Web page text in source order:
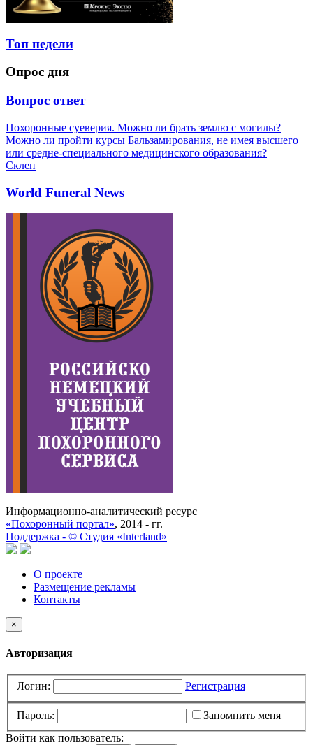
Топ недели
Опрос дня
Вопрос ответ
Похоронные суеверия. Можно ли брать землю с могилы?
Можно ли пройти курсы Бальзамирования, не имея высшего
или средне-специального медицинского образования?
Склеп
World Funeral News
Информационно-аналитический ресурс
«Похоронный портал», 2014 - гг.
Поддержка - © Cтудия «Interland»
О проекте
Размещение рекламы
Контакты
×
Авторизация
Логин: Регистрация
Пароль:
Запомнить меня
Войти как пользователь: